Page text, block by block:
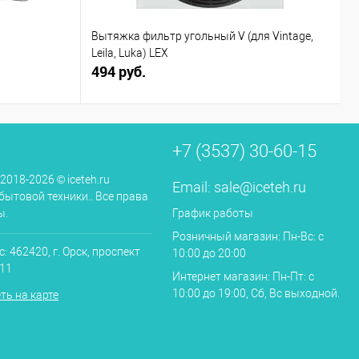
Вытяжка фильтр угольный V (для Vintage,
Leila, Luka) LEX
494 руб.
2026 © iceteh.ru
техники.. Все права
462420, г. Орск, проспект
на карте
+7 (3537) 30-60-15
Email: sale@iceteh.ru
График работы
Розничный магазин: Пн-Вс: с
10:00 до 20:00
Интернет магазин: Пн-Пт: с
10:00 до 19:00, Сб, Вс выходной.